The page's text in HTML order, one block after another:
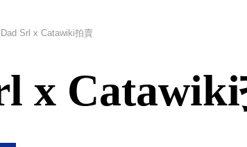
Dad Srl x Catawiki拍賣
x